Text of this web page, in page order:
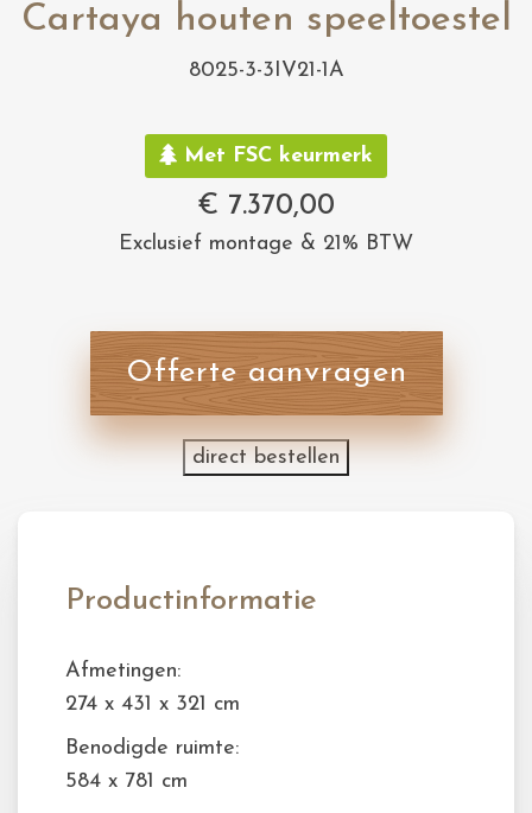
Cartaya houten speeltoestel
8025-3-3IV21-1A
Met FSC keurmerk
€ 7.370,00
Exclusief montage & 21% BTW
Offerte aanvragen
direct bestellen
Productinformatie
Afmetingen:
274 x 431 x 321 cm
Benodigde ruimte:
584 x 781 cm